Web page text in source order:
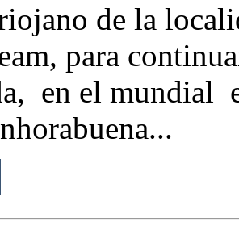
de la
para
en el mundial